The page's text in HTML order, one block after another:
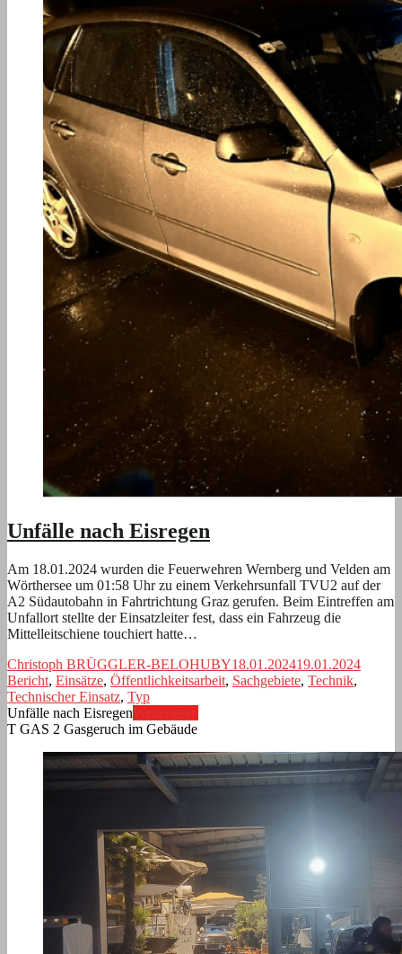
Unfälle nach Eisregen
Am 18.01.2024 wurden die Feuerwehren Wernberg und Velden am
Wörthersee um 01:58 Uhr zu einem Verkehrsunfall TVU2 auf der
A2 Südautobahn in Fahrtrichtung Graz gerufen. Beim Eintreffen am
Unfallort stellte der Einsatzleiter fest, dass ein Fahrzeug die
Mittelleitschiene touchiert hatte…
Christoph BRÜGGLER-BELOHUBY18.01.202419.01.2024
Bericht, Einsätze, Öffentlichkeitsarbeit, Sachgebiete, Technik,
Technischer Einsatz, Typ
Unfälle nach Eisregen
T GAS 2 Gasgeruch im Gebäude